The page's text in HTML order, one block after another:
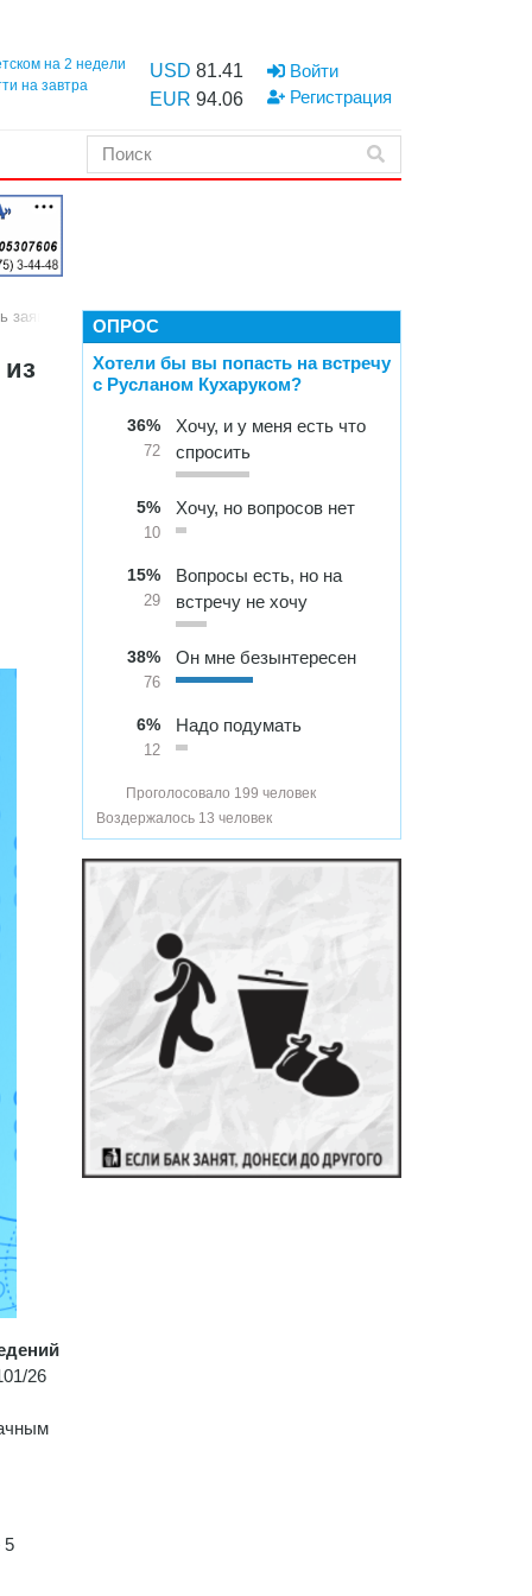
на 2 недели
на завтра
USD 81.41
EUR 94.06
Войти
Регистрация
заявителям
26
5
ОПРОС
Хотели бы вы попасть на встречу
с Русланом Кухаруком?
36%
72
Хочу, и у меня есть что
спросить
5%
10
Хочу, но вопросов нет
15%
29
Вопросы есть, но на
встречу не хочу
38%
76
Он мне безынтересен
6%
12
Надо подумать
Проголосовало 199 человек
Воздержалось 13 человек